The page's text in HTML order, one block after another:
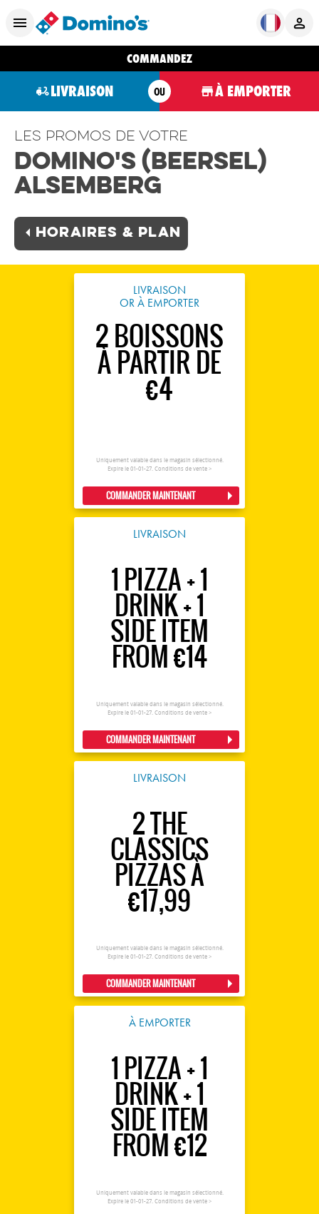
COMMANDEZ
LIVRAISON OU À EMPORTER
Les promos de votre
Domino's (Beersel)
Alsemberg
Horaires & plan
LIVRAISON
OR À EMPORTER
2 BOISSONS
À PARTIR DE
€4
Uniquement valable dans le magasin sélectionné.
Expire le 01-01-27. Conditions de vente >
COMMANDER MAINTENANT
LIVRAISON
1 PIZZA + 1
DRINK + 1
SIDE ITEM
FROM €14
Uniquement valable dans le magasin sélectionné.
Expire le 01-01-27. Conditions de vente >
COMMANDER MAINTENANT
LIVRAISON
2 THE
CLASSICS
PIZZAS À
€17,99
Uniquement valable dans le magasin sélectionné.
Expire le 01-01-27. Conditions de vente >
COMMANDER MAINTENANT
À EMPORTER
1 PIZZA + 1
DRINK + 1
SIDE ITEM
FROM €12
Uniquement valable dans le magasin sélectionné.
Expire le 01-01-27. Conditions de vente >